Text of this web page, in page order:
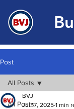
Post
All Posts
All Posts
BVJ
Jul 17, 2025 1 min